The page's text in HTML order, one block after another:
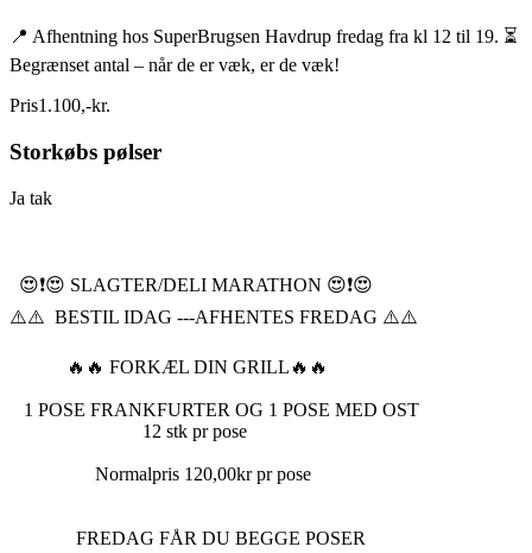
📍 Afhentning hos SuperBrugsen Havdrup fredag fra kl 12 til 19. ⏳
Begrænset antal – når de er væk, er de væk!
Pris1.100,-kr.
Storkøbs pølser
Ja tak
😍❗️😍 SLAGTER/DELI MARATHON 😍❗️😍
⚠️⚠️ BESTIL IDAG ---AFHENTES FREDAG ⚠️⚠️
🔥🔥 FORKÆL DIN GRILL🔥🔥
1 POSE FRANKFURTER OG 1 POSE MED OST
12 stk pr pose
Normalpris 120,00kr pr pose
FREDAG FÅR DU BEGGE POSER